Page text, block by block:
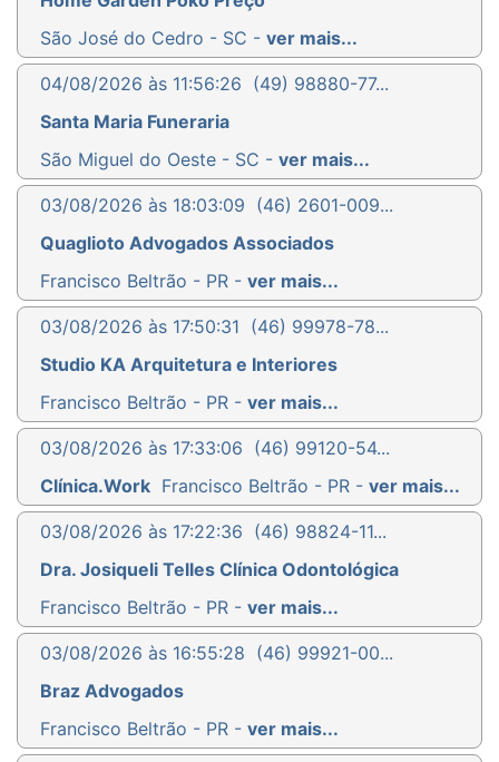
São José do Cedro - SC - ver mais...
04/08/2026 às 11:56:26 (49) 98880-77...
Santa Maria Funeraria
São Miguel do Oeste - SC - ver mais...
03/08/2026 às 18:03:09 (46) 2601-009...
Quaglioto Advogados Associados
Francisco Beltrão - PR - ver mais...
03/08/2026 às 17:50:31 (46) 99978-78...
Studio KA Arquitetura e Interiores
Francisco Beltrão - PR - ver mais...
03/08/2026 às 17:33:06 (46) 99120-54...
Clínica.Work Francisco Beltrão - PR - ver mais...
03/08/2026 às 17:22:36 (46) 98824-11...
Dra. Josiqueli Telles Clínica Odontológica
Francisco Beltrão - PR - ver mais...
03/08/2026 às 16:55:28 (46) 99921-00...
Braz Advogados
Francisco Beltrão - PR - ver mais...